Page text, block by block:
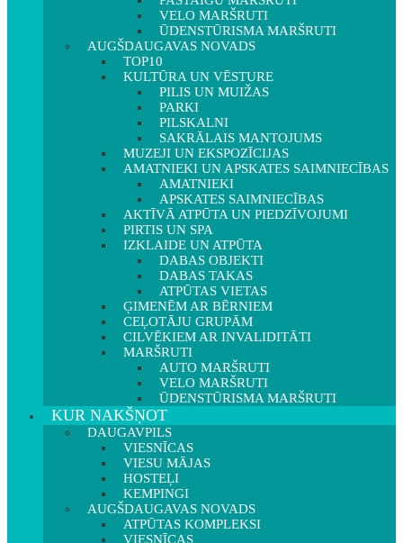
VELO MARŠRUTI
ŪDENSTŪRISMA MARŠRUTI
AUGŠDAUGAVAS NOVADS
TOP10
KULTŪRA UN VĒSTURE
PILIS UN MUIŽAS
PARKI
PILSKALNI
SAKRĀLAIS MANTOJUMS
MUZEJI UN EKSPOZĪCIJAS
AMATNIEKI UN APSKATES SAIMNIECĪBAS
AMATNIEKI
APSKATES SAIMNIECĪBAS
AKTĪVĀ ATPŪTA UN PIEDZĪVOJUMI
PIRTIS UN SPA
IZKLAIDE UN ATPŪTA
DABAS OBJEKTI
DABAS TAKAS
ATPŪTAS VIETAS
ĢIMENĒM AR BĒRNIEM
CEĻOTĀJU GRUPĀM
CILVĒKIEM AR INVALIDITĀTI
MARŠRUTI
AUTO MARŠRUTI
VELO MARŠRUTI
ŪDENSTŪRISMA MARŠRUTI
KUR NAKŠŅOT
DAUGAVPILS
VIESNĪCAS
VIESU MĀJAS
HOSTEĻI
KEMPINGI
AUGŠDAUGAVAS NOVADS
ATPŪTAS KOMPLEKSI
VIESNĪCAS